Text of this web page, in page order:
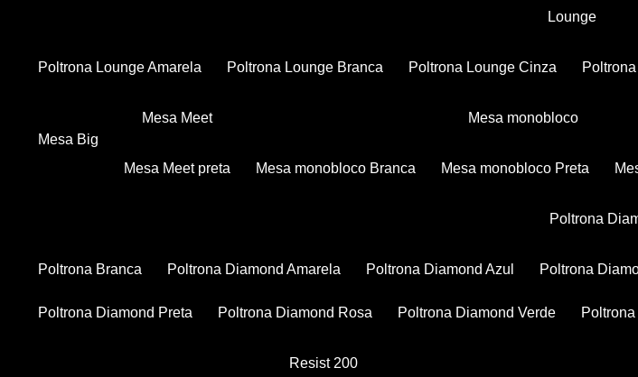
Lounge
Poltrona Lounge Amarela Poltrona Lounge Branca Poltrona Lounge Cinza
Mesa Big
Mesa Meet
Mesa Meet preta
Mesa monobloco
Mesa monobloco Branca Mesa monobloco Preta
Poltrona
Poltrona Branca Poltrona Diamond Amarela Poltrona Diamond Azul Poltrona
Poltrona Diamond Preta Poltrona Diamond Rosa Poltrona Diamond Verde
Resist 200